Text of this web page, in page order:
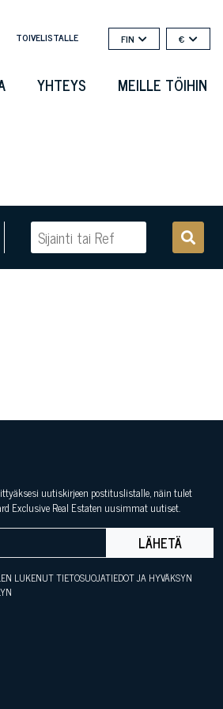
TOIVELISTALLE FIN €
YHTEYS MEILLE TÖIHIN
uutiskirjeen postituslistalle, näin tulet
Exclusive Real Estaten uusimmat uutiset.
LÄHETÄ
LUKENUT TIETOSUOJATIEDOT JA HYVÄKSYN